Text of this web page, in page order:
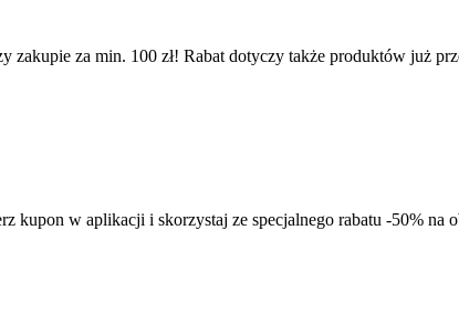
za min. 100 zł! Rabat dotyczy także produktów już
w aplikacji i skorzystaj ze specjalnego rabatu -50% na